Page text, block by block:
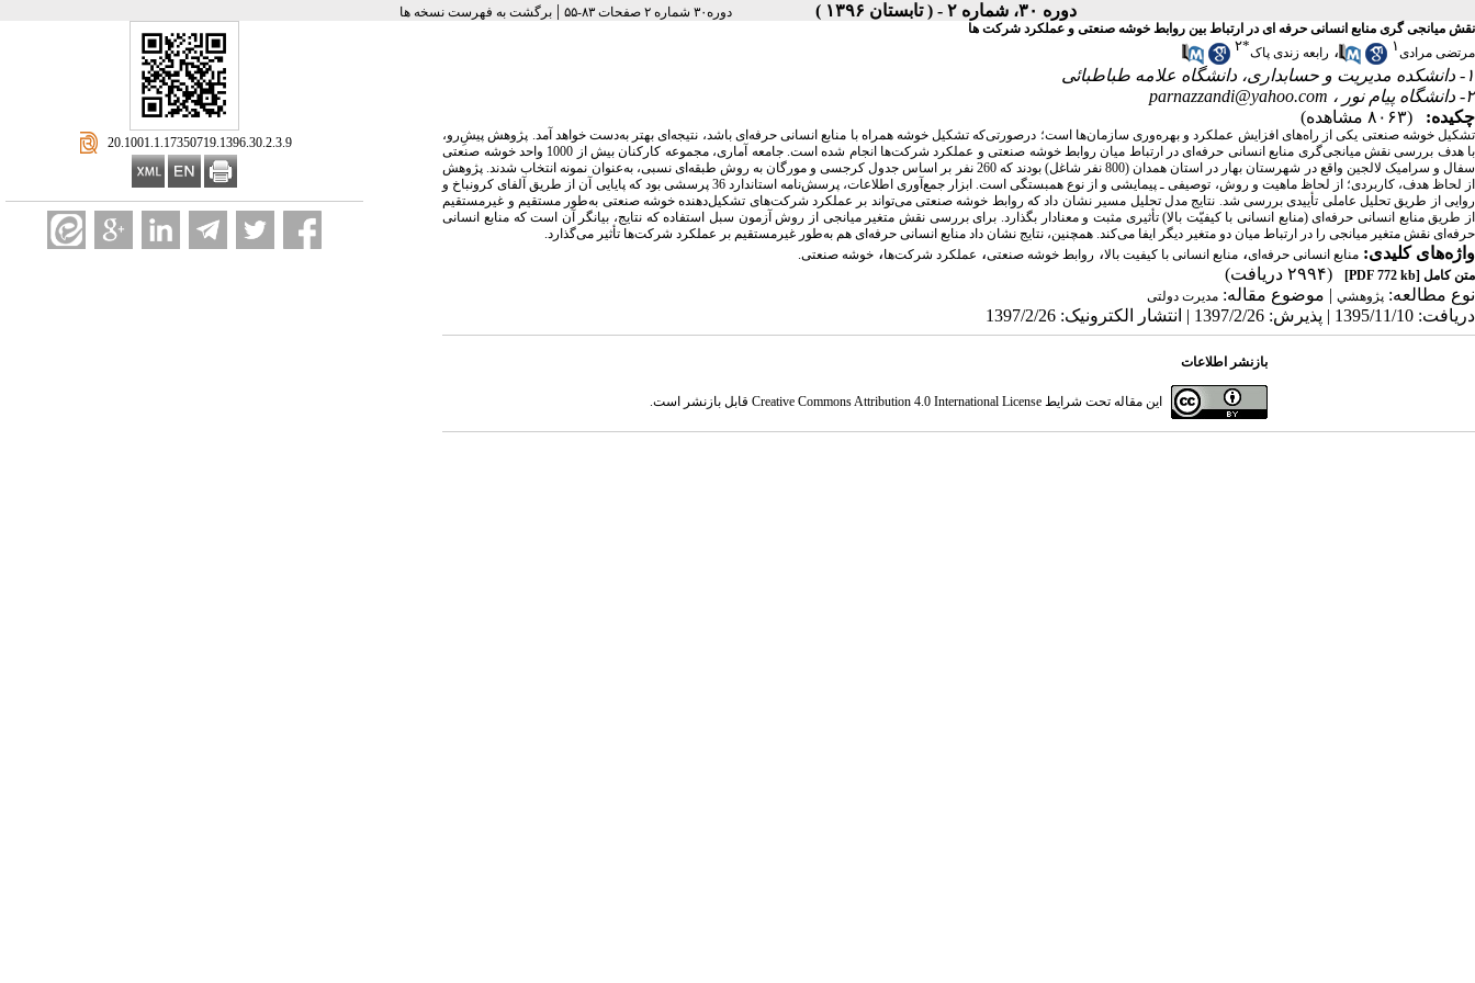
دوره ۳۰، شماره ۲ - ( تابستان ۱۳۹۶ ) دوره۳۰ شماره ۲ صفحات ۸۳-۵۵ |برگشت به فهرست نسخه ها
‎ 20.1001.1.17350719.1396.30.2.3.9
نقش میانجی گری منابع انسانی حرفه ای در ارتباط بین روابط خوشه صنعتی و عملکرد شرکت ها
مرتضی مرادی۱ ، رابعه زندی پاک*۲
۱- دانشکده مدیریت و حسابداری، دانشگاه علامه طباطبائی
۲- دانشگاه پیام نور ،
parnazzandi@yahoo.com
چکیده:
(۸۰۶۳ مشاهده)
تشکیل خوشه صنعتی یکی از راه‌های افزایش عملکرد و بهره‌وری سازمان‌ها است؛ درصورتی‌که تشکیل خوشه همراه با منابع انسانی حرفه‌ای باشد، نتیجه‌ای بهتر به‌دست خواهد آمد. پژوهش پیشِ‌رو،
با هدف بررسی نقش میانجی‌گری منابع انسانی حرفه‌ای در ارتباط میان روابط خوشه صنعتی و عملکرد شرکت‌ها انجام شده است. جامعه آماری، مجموعه کارکنان بیش از 1000 واحد خوشه صنعتی
سفال و سرامیک لالجین واقع در شهرستان بهار در استان همدان (800 نفر شاغل) بودند که 260 نفر بر اساس جدول کرجسی و مورگان به روش طبقه‌ای نسبی، به‌عنوان نمونه انتخاب شدند. پژوهش
از لحاظ هدف، کاربردی؛ از لحاظ ماهیت و روش، توصیفی ـ پیمایشی و از نوع همبستگی است. ابزار جمع‌آوری اطلاعات، پرسش‌نامه استاندارد 36 پرسشی بود که پایایی آن از طریق آلفای کرونباخ و
روایی از طریق تحلیل عاملی تأییدی بررسی شد. نتایج مدل تحلیل مسیر نشان داد که روابط خوشه صنعتی می‌تواند بر عملکرد شرکت‌های تشکیل‌دهنده خوشه صنعتی به‌طور مستقیم و غیرمستقیم
از طریق منابع انسانی حرفه‌ای (منابع انسانی با کیفیّت بالا) تأثیری مثبت و معنادار بگذارد. برای بررسی نقش متغیر میانجی از روش آزمون سبل استفاده که نتایج، بیانگر آن است که منابع انسانی
حرفه‌ای نقش متغیر میانجی را در ارتباط میان دو متغیر دیگر ایفا می‌کند. همچنین، نتایج نشان داد منابع انسانی حرفه‌ای هم به‌طور غیرمستقیم بر عملکرد شرکت‌ها تأثیر می‌گذارد.
واژه‌های کلیدی: منابع انسانی حرفه‌ای، منابع انسانی با کیفیت بالا، روابط خوشه صنعتی، عملکرد شرکت‌ها، خوشه صنعتی.
متن کامل [PDF 772 kb]
(۲۹۹۴ دریافت)
نوع مطالعه: پژوهشي | موضوع مقاله: مدیرت دولتی
دریافت: 1395/11/10 | پذیرش: 1397/2/26 | انتشار الکترونیک: 1397/2/26
بازنشر اطلاعات
این مقاله تحت شرایط Creative Commons Attribution 4.0 International Licenseقابل بازنشر است.